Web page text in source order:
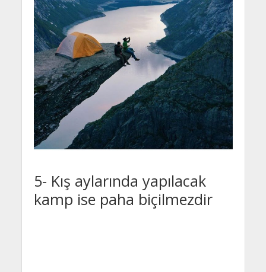
5- Kış aylarında yapılacak
kamp ise paha biçilmezdir